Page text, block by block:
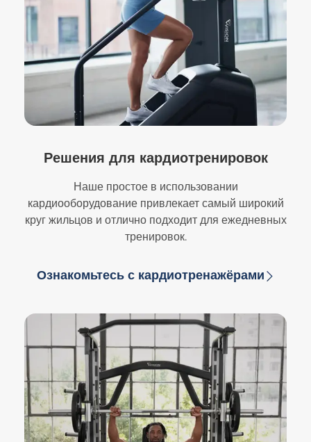
Решения для кардиотренировок
Наше простое в использовании
кардиооборудование привлекает самый широкий
круг жильцов и отлично подходит для ежедневных
тренировок.
Ознакомьтесь с кардиотренажёрами